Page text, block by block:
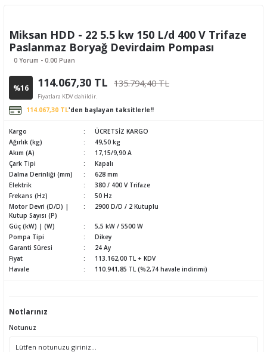
Miksan HDD - 22 5.5 kw 150 L/d 400 V Trifaze
Paslanmaz Boryağ Devirdaim Pompası
0 Yorum - 0.00 Puan
%16 114.067,30 TL 135.794,40 TL
Fiyatlara KDV dahildir.
114.067,30 TL'den başlayan taksitlerle!!
Kargo
ÜCRETSİZ KARGO
Ağırlık (kg)
49,50 kg
Akım (A)
17,15/9,90 A
Çark Tipi
Kapalı
Dalma Derinliği (mm)
628 mm
Elektrik
380 / 400 V Trifaze
Frekans (Hz)
50 Hz
Motor Devri (D/D) |
Kutup Sayısı (P)
2900 D/D / 2 Kutuplu
Güç (kW) | (W)
5,5 kW / 5500 W
Pompa Tipi
Dikey
Garanti Süresi
24 Ay
Fiyat
113.162,00 TL + KDV
Havale
110.941,85 TL (%2,74 havale indirimi)
Notlarınız
Notunuz